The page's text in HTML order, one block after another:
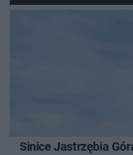
Sinice Jastrzębia